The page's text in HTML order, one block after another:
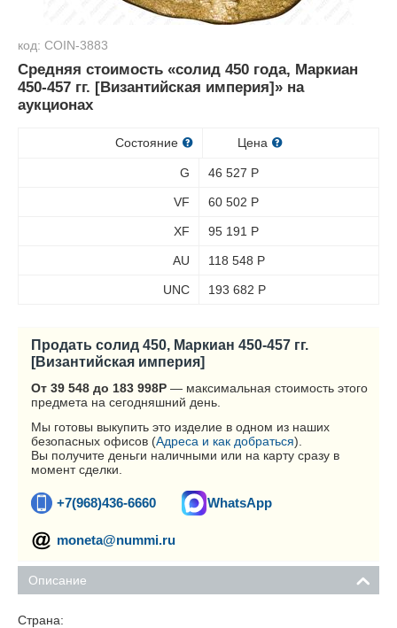
код: COIN-3883
Средняя стоимость «солид 450 года, Маркиан
450-457 гг. [Византийская империя]» на
аукционах
Состояние Цена
G 46 527 Р
VF 60 502 Р
XF 95 191 Р
AU 118 548 Р
UNC 193 682 Р
Продать солид 450, Маркиан 450-457 гг.
[Византийская империя]
От 39 548 до 183 998Р — максимальная стоимость этого
предмета на сегодняшний день.
Мы готовы выкупить это изделие в одном из наших
безопасных офисов (Адреса и как добраться).
Вы получите деньги наличными или на карту сразу в
момент сделки.
+7(968)436-6660 WhatsApp
moneta@nummi.ru
Описание
Страна: